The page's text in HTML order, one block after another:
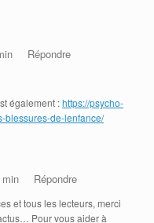
Répondre
également :https://psycho-
blessures-de-lenfance/
Répondre
et tous les lecteurs, merci
Pour vous aider à